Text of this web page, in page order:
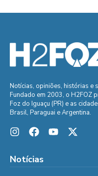
Notícias, opiniões, histórias e
Fundado em 2003, o H2FOZ
Foz do Iguaçu (PR) e as
Brasil, Paraguai e Argentina.
Notícias